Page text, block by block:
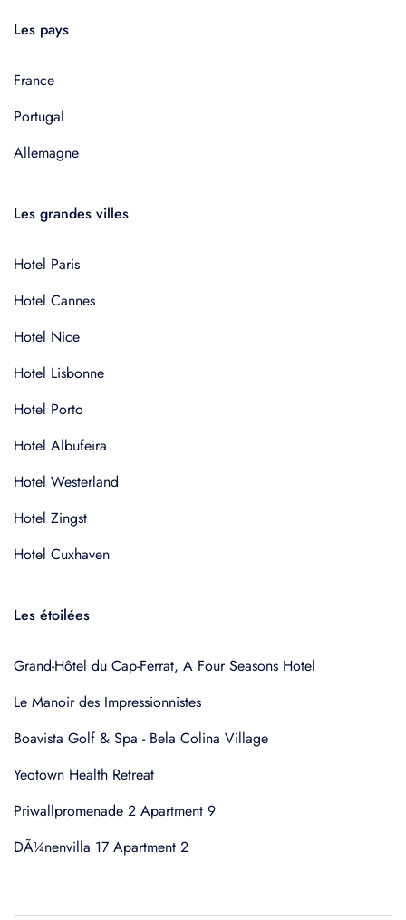
Les pays
France
Portugal
Allemagne
Les grandes villes
Hotel Paris
Hotel Cannes
Hotel Nice
Hotel Lisbonne
Hotel Porto
Hotel Albufeira
Hotel Westerland
Hotel Zingst
Hotel Cuxhaven
Les étoilées
Grand-Hôtel du Cap-Ferrat, A Four Seasons Hotel
Le Manoir des Impressionnistes
Boavista Golf & Spa - Bela Colina Village
Yeotown Health Retreat
Priwallpromenade 2 Apartment 9
DÃ¼nenvilla 17 Apartment 2